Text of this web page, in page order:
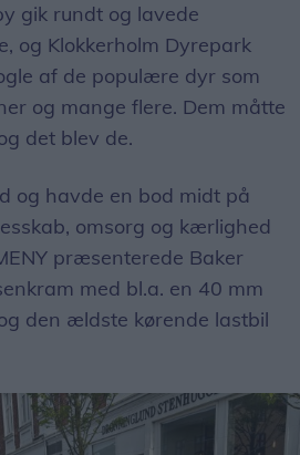
gik rundt og lavede
og Klokkerholm Dyrepark
af de populære dyr som
og mange flere. Dem måtte
det blev de.
og havde en bod midt på
omsorg og kærlighed
præsenterede Baker
med bl.a. en 40 mm
den ældste kørende lastbil